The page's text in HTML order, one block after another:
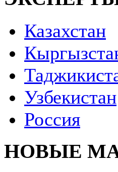
Казахстан
Узбекистан
Россия
НОВЫЕ